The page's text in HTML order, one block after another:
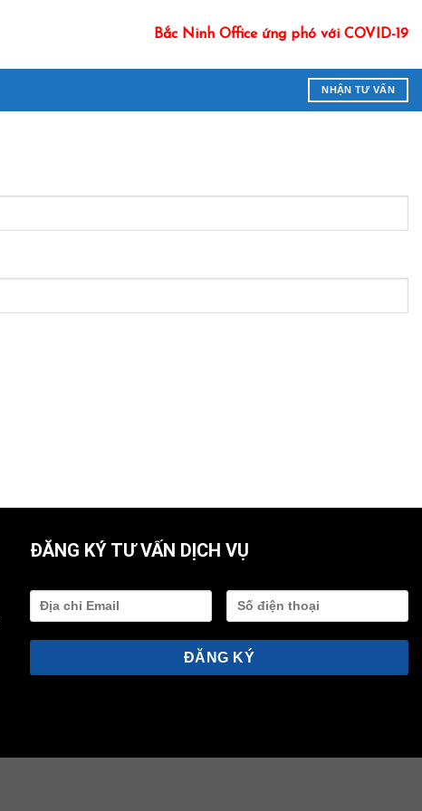
Bắc Ninh Office ứng phó với COVID-19
NHẬN TƯ VẤN
ĐĂNG KÝ TƯ VẤN DỊCH VỤ